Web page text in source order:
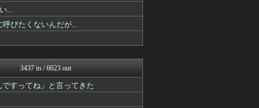
気団まとめ-噫無情-｜嫁・...
がーるずレポート - ガー...
気団まとめ-噫無情-｜嫁・...
キスログ
喪女リカ喪女ルカ┃鬼女・生...
がーるずレポート - ガー...
...
びたくないんだが...
3437 in / 6623 out
すってね」と言ってきた